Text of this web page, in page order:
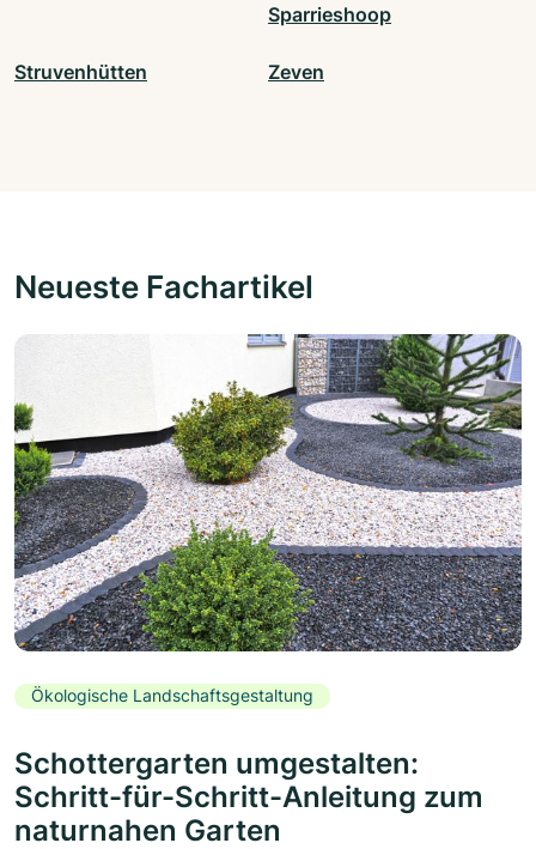
Sparrieshoop
Struvenhütten Zeven
Neueste Fachartikel
Ökologische Landschaftsgestaltung
Schottergarten umgestalten:
Schritt-für-Schritt-Anleitung zum
naturnahen Garten